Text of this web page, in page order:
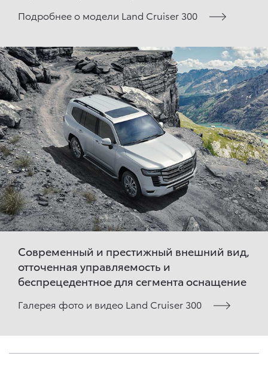
Подробнее о модели Land Cruiser 300
Современный и престижный внешний вид,
отточенная управляемость и
беспрецедентное для сегмента оснащение
Галерея фото и видео Land Cruiser 300